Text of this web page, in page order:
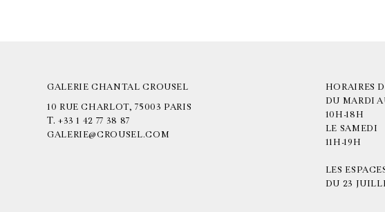
GALERIE CHANTAL CROUSEL
10 RUE CHARLOT, 75003 PARIS
T. +33 1 42 77 38 87
GALERIE@CROUSEL.COM
HORAIRES
DU MARDI
10H-18H
LE SAMEDI
11H-19H
LES
DU 23